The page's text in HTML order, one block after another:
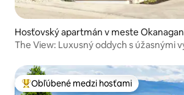
Hosťovský apartmán v meste Okanagan
The View: Luxusný oddych s úžasnými
Najobľúbenejšie medzi hosťami
Obľúbené medzi hosťami